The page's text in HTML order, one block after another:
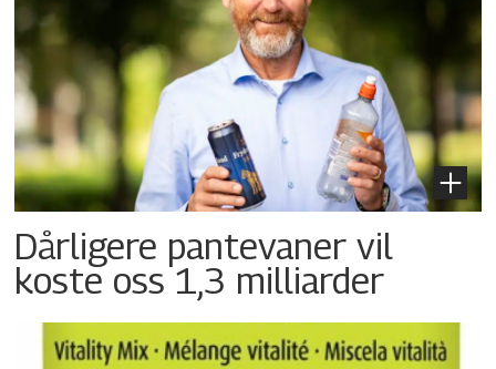
Dårligere pantevaner vil
koste oss 1,3 milliarder